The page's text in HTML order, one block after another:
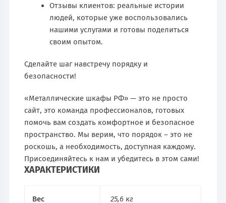
Отзывы клиентов: реальные истории
людей, которые уже воспользовались
нашими услугами и готовы поделиться
своим опытом.
Сделайте шаг навстречу порядку и
безопасности!
«Металлические шкафы РФ» — это не просто
сайт, это команда профессионалов, готовых
помочь вам создать комфортное и безопасное
пространство. Мы верим, что порядок – это не
роскошь, а необходимость, доступная каждому.
Присоединяйтесь к нам и убедитесь в этом сами!
ХАРАКТЕРИСТИКИ
Вес 25,6 кг